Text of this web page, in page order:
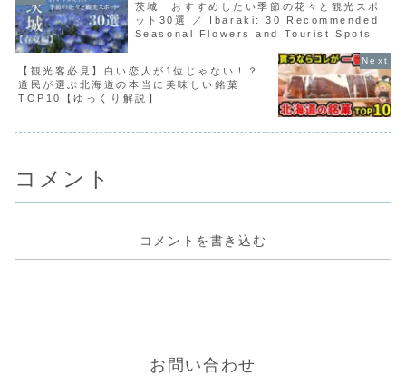
茨城 おすすめしたい季節の花々と観光スポ
ット30選 ／ Ibaraki: 30 Recommended
Seasonal Flowers and Tourist Spots
【観光客必見】白い恋人が1位じゃない！？
道民が選ぶ北海道の本当に美味しい銘菓
TOP10【ゆっくり解説】
コメント
コメントを書き込む
お問い合わせ